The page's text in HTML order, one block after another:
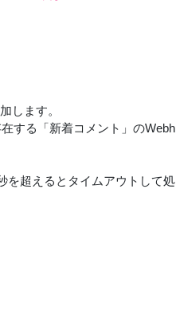
します。
する「新着コメント」のWebh
を超えるとタイムアウトして処